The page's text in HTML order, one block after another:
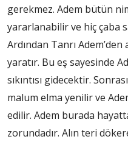
gerekmez. Adem bütün
yararlanabilir ve hiç çaba
Ardından Tanrı
yaratır. Bu eş sayesinde
sıkıntısı gidecektir.
malum elma yenilir ve
edilir. Adem burada
zorundadır. Alın teri